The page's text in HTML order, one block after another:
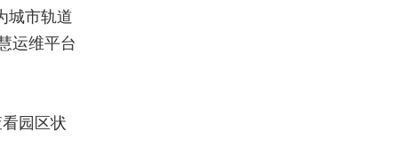
城市轨道
运维平台
园区状